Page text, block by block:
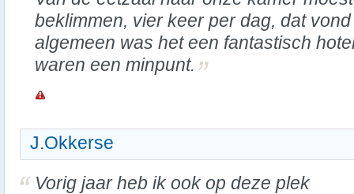
beklimmen, vier keer per dag, dat
algemeen was het een fantastisch
waren een minpunt.
J.Okkerse
Vorig jaar heb ik ook op deze plek